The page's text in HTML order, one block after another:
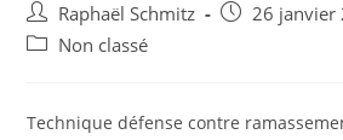
Auteur/autrice
de
Raphaël Schmitz
Post26 janvier
PostNon classé
Technique défense contre